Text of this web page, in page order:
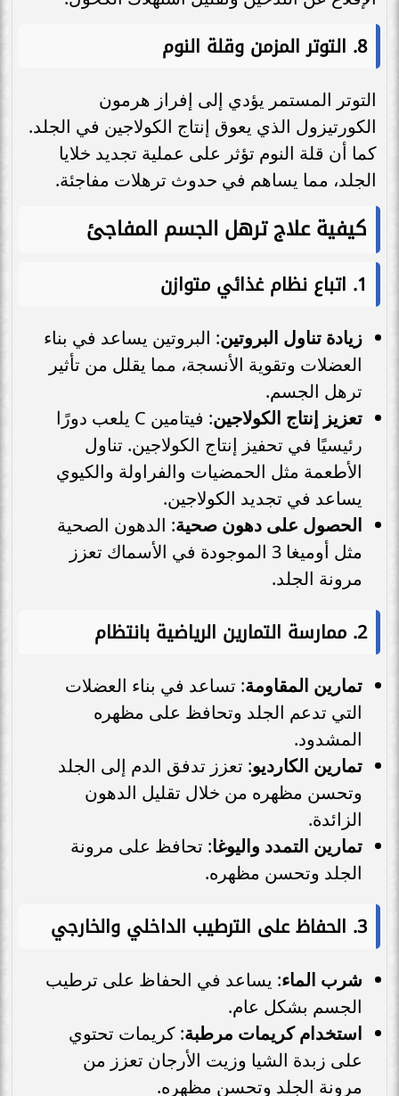
8. التوتر المزمن وقلة النوم
التوتر المستمر يؤدي إلى إفراز هرمون
الكورتيزول الذي يعوق إنتاج الكولاجين في الجلد.
كما أن قلة النوم تؤثر على عملية تجديد خلايا
الجلد، مما يساهم في حدوث ترهلات مفاجئة.
كيفية علاج ترهل الجسم المفاجئ
1. اتباع نظام غذائي متوازن
زيادة تناول البروتين: البروتين يساعد في بناء
العضلات وتقوية الأنسجة، مما يقلل من تأثير
ترهل الجسم.
تعزيز إنتاج الكولاجين
: فيتامين C يلعب دورًا
رئيسيًا في تحفيز إنتاج الكولاجين. تناول
الأطعمة مثل الحمضيات والفراولة والكيوي
يساعد في تجديد الكولاجين.
الحصول على دهون صحية: الدهون الصحية
مثل أوميغا 3 الموجودة في الأسماك تعزز
مرونة الجلد.
2. ممارسة التمارين الرياضية بانتظام
تمارين المقاومة: تساعد في بناء العضلات
التي تدعم الجلد وتحافظ على مظهره
المشدود.
تمارين الكارديو: تعزز تدفق الدم إلى الجلد
وتحسن مظهره من خلال تقليل الدهون
الزائدة.
تمارين التمدد واليوغا: تحافظ على مرونة
الجلد وتحسن مظهره.
3. الحفاظ على الترطيب الداخلي والخارجي
شرب الماء: يساعد في الحفاظ على ترطيب
الجسم بشكل عام.
استخدام كريمات مرطبة: كريمات تحتوي
على زبدة الشيا وزيت الأرجان تعزز من
مرونة الجلد وتحسن مظهره.